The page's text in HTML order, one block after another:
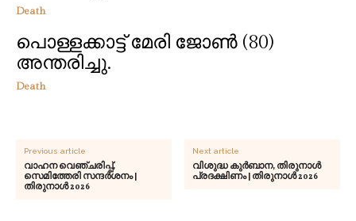
Death
പൊള്ളക്കാട്ട് മേരി ജോൺ (80)
അന്തരിച്ചു.
Death
Previous article
വാഹന വെഞ്ചരിപ്പ്,
സെമിത്തേരി സന്ദർശനം |
തിരുനാൾ 2026
Next article
വിശുദ്ധ കുർബാന, തിരുനാൾ
പ്രദക്ഷിണം | തിരുനാൾ 2026